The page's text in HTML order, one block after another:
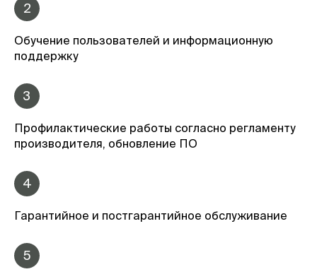
2
Обучение пользователей и информационную
поддержку
3
Профилактические работы согласно регламенту
производителя, обновление ПО
4
Гарантийное и постгарантийное обслуживание
5